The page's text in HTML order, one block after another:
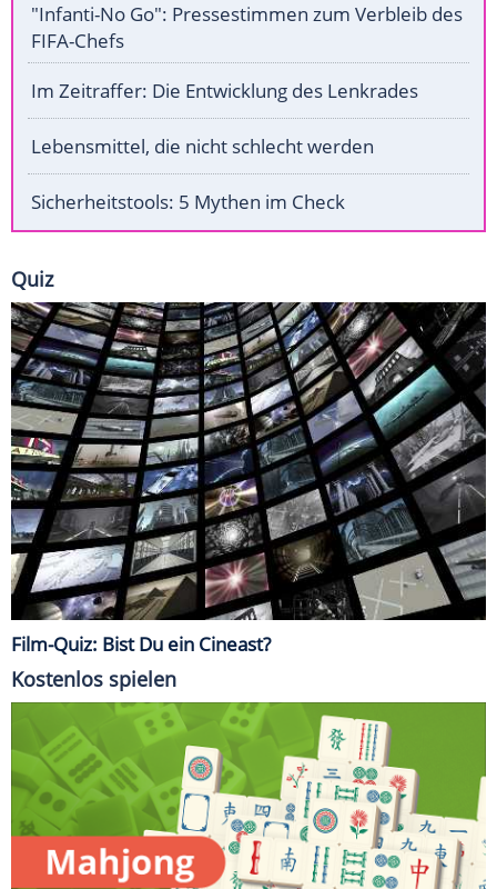
"Infanti-No Go": Pressestimmen zum Verbleib des
FIFA-Chefs
Im Zeitraffer: Die Entwicklung des Lenkrades
Lebensmittel, die nicht schlecht werden
Sicherheitstools: 5 Mythen im Check
Quiz
Film-Quiz: Bist Du ein Cineast?
Kostenlos spielen